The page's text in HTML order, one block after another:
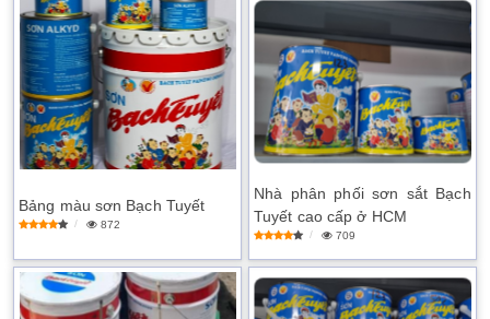
Bảng màu sơn Bạch Tuyết
872
Nhà phân phối sơn sắt Bạch
Tuyết cao cấp ở HCM
709